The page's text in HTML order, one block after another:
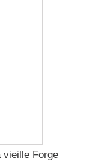
vieille Forge